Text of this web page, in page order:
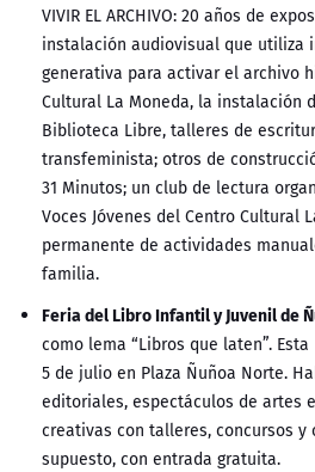
VIVIR EL ARCHIVO: 20 años de
instalación audiovisual que utiliza
generativa para activar el archivo
Cultural La Moneda, la instalación
Biblioteca Libre, talleres de
transfeminista; otros de
31 Minutos; un club de lectura
Voces Jóvenes del Centro Cultural
permanente de actividades
familia.
Feria del Libro Infantil y Juvenil de
como lema “Libros que laten”.
5 de julio en Plaza Ñuñoa Norte.
editoriales, espectáculos de artes
creativas con talleres, concursos y
supuesto, con entrada gratuita.